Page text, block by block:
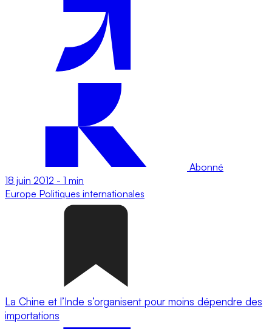
Abonné
18 juin 2012 - 1 min
Europe Politiques internationales
La Chine et l’Inde s’organisent pour moins dépendre des
importations